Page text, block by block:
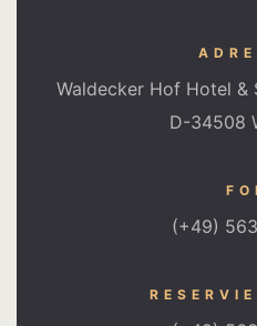
Waldecker Hof Hotel &
D-34508
(+49)